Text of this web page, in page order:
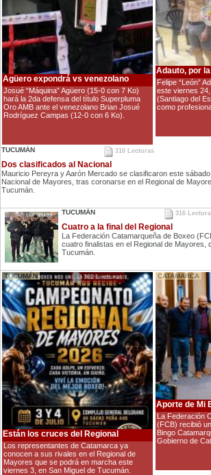
Agüero expondrá vs venezolano
Josué “Máquina” Agüero (15-0 con 7 Ko)
hará la 2da defensa del título Superpluma
Oro AMB ante el venezolano Brian Josué
Rodríguez Campas (12-0 con 6 Ko).
Adauto, por
Felipe “León”
este viernes
(Santiago del
como
TUCUMÁN 310 Lecturas
Dos clasificados al Nacional
Mauricio Pereyra y Aarón Mercado se clasificaron este sábado
Nacional de Mayores, tras coronarse en el Regional de
Tucumán.
TUCUMÁN 316
Cuatro a la final del Regional
La Federación Catamarqueña de Boxeo
cuatro finalistas en el Regional de Mayores,
Tucumán.
TUCUMÁN 302 Lecturas
Están los cruces del Regional
Los representantes de Catamarca ya
conocen a sus rivales en el Regional de
Mayores que se podrá en marcha este
viernes 3, en San Miguel de Tucumán.
CATAMARCA
Aporte de Mi
La Federación
(FCB) recibió
Bingo
Gobierno de